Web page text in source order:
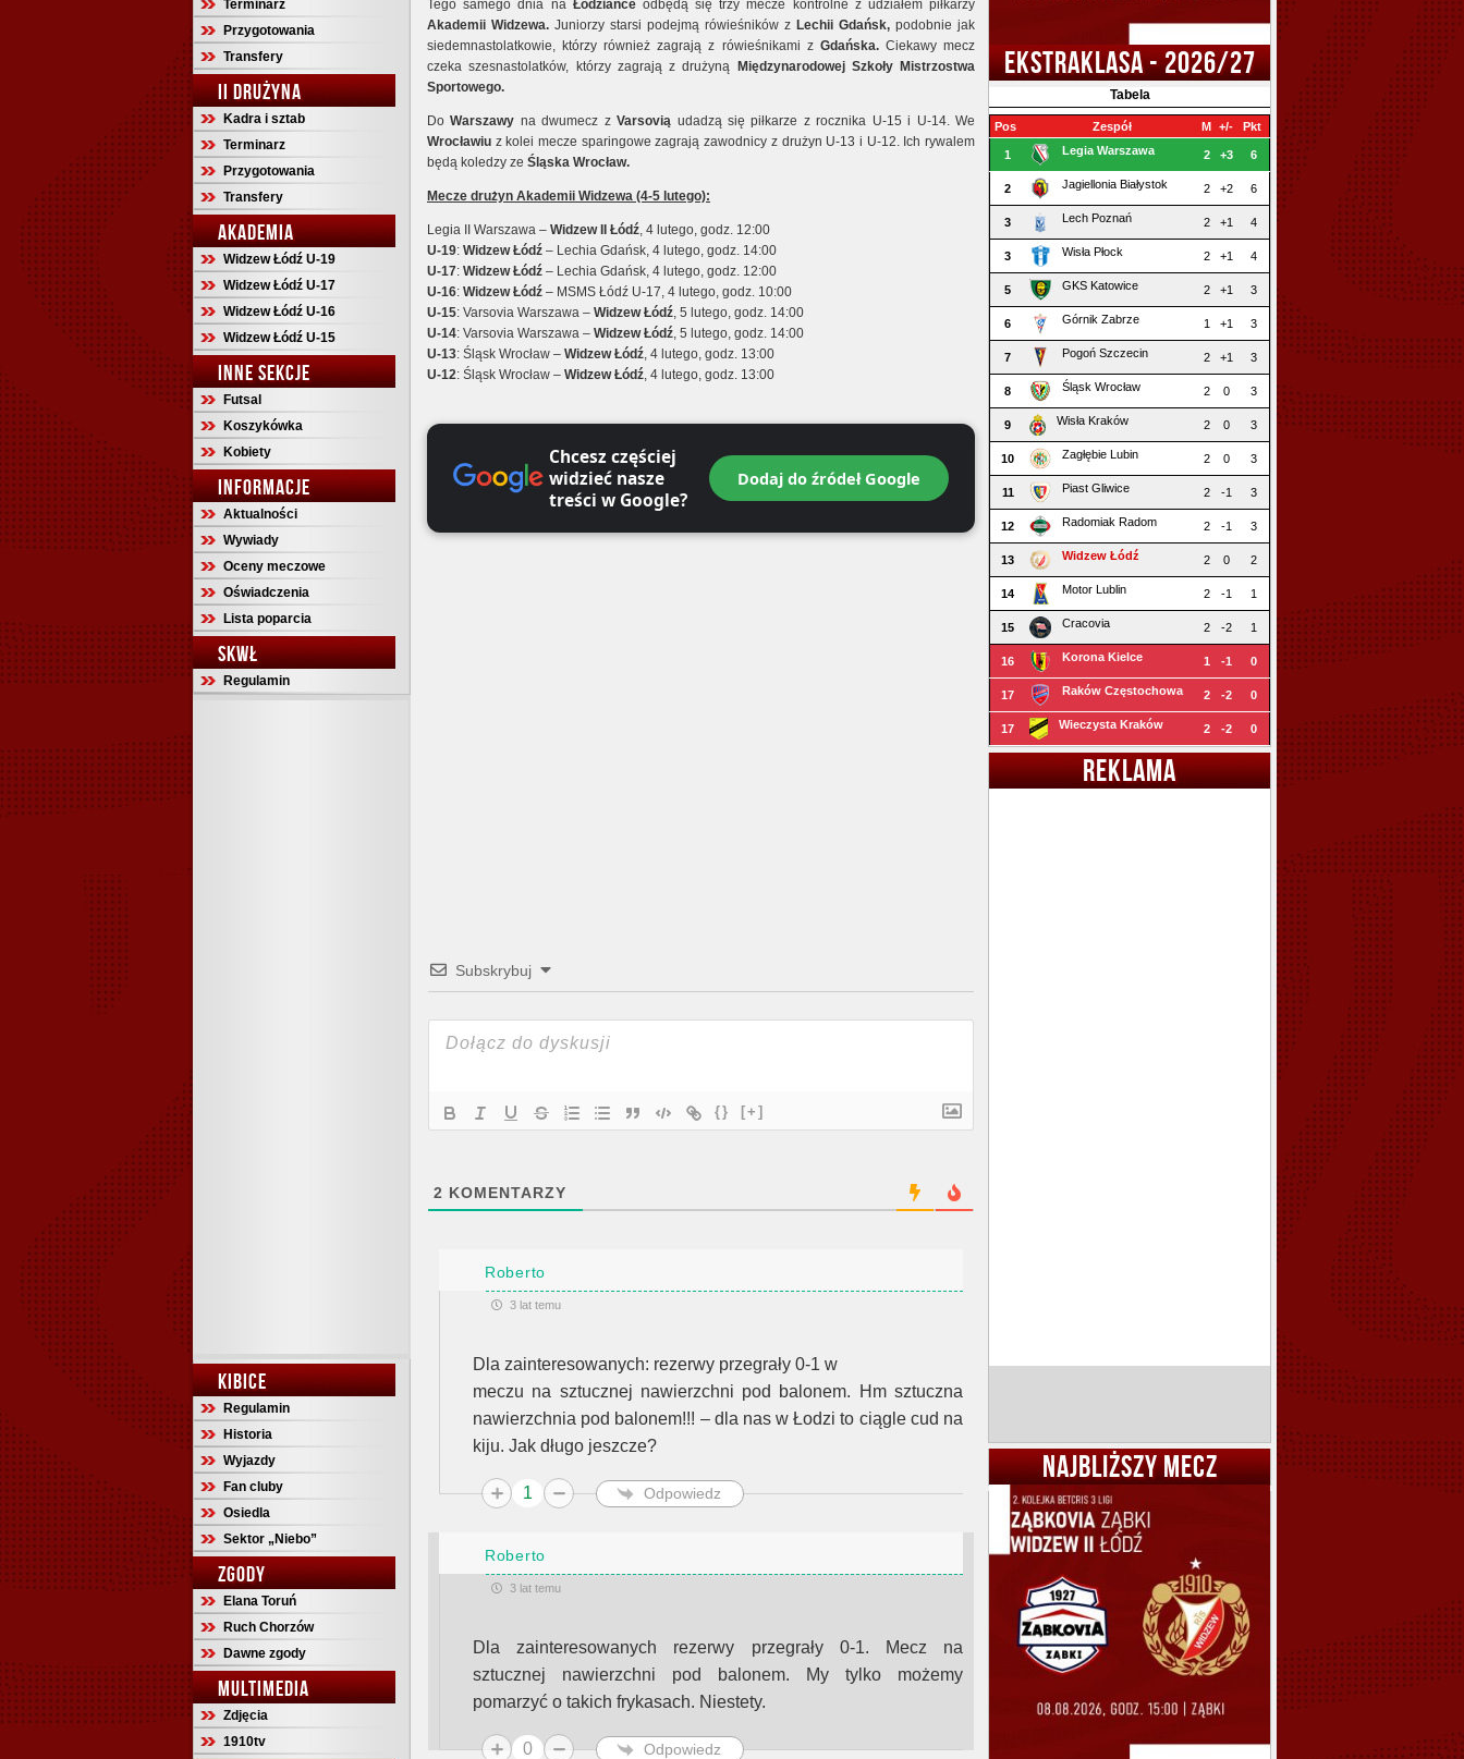
Terminarz
Przygotowania
Transfery
II DRUŻYNA
Kadra i sztab
Terminarz
Przygotowania
Transfery
AKADEMIA
Widzew Łódź U-19
Widzew Łódź U-17
Widzew Łódź U-16
Widzew Łódź U-15
INNE SEKCJE
Futsal
Koszykówka
Kobiety
INFORMACJE
Aktualności
Wywiady
Oceny meczowe
Oświadczenia
Lista poparcia
SKWŁ
Regulamin
KIBICE
Regulamin
Historia
Wyjazdy
Fan cluby
Osiedla
Sektor „Niebo”
ZGODY
Elana Toruń
Ruch Chorzów
Dawne zgody
MULTIMEDIA
Zdjęcia
1910tv
Tego samego dnia na Łodzianceodbędą się trzy mecze kontrolne z udziałem piłkarzy
Akademii Widzewa. Juniorzy starsi podejmą rówieśników z Lechii Gdańsk, podobnie jak
siedemnastolatkowie, którzy również zagrają z rówieśnikami z Gdańska. Ciekawy mecz
czeka szesnastolatków, którzy zagrają z drużyną
Międzynarodowej Szkoły Mistrzostwa
Sportowego.
DoWarszawy na dwumecz zVarsovią udadzą się piłkarze z rocznika U-15 i U-14. We
Wrocławiu z kolei mecze sparingowe zagrają zawodnicy z drużyn U-13 i U-12. Ich rywalem
będą koledzy ze Śląska Wrocław.
Mecze drużyn Akademii Widzewa (4-5 lutego):
Legia II Warszawa – Widzew II Łódź, 4 lutego, godz. 12:00
U-19: Widzew Łódź – Lechia Gdańsk, 4 lutego, godz. 14:00
U-17: Widzew Łódź – Lechia Gdańsk, 4 lutego, godz. 12:00
U-16: Widzew Łódź – MSMS Łódź U-17, 4 lutego, godz. 10:00
U-15: Varsovia Warszawa – Widzew Łódź, 5 lutego, godz. 14:00
U-14: Varsovia Warszawa – Widzew Łódź, 5 lutego, godz. 14:00
U-13: Śląsk Wrocław – Widzew Łódź, 4 lutego, godz. 13:00
U-12: Śląsk Wrocław – Widzew Łódź, 4 lutego, godz. 13:00
Chcesz częściej
widzieć nasze
treści w Google?
Dodaj do źródeł Google
Subskrybuj
{} [+]
2 KOMENTARZY
Roberto
3 lat temu
Dla zainteresowanych: rezerwy przegrały 0-1 w
meczu na sztucznej nawierzchni pod balonem. Hm sztuczna
nawierzchnia pod balonem!!! – dla nas w Łodzi to ciągle cud na
kiju. Jak długo jeszcze?
1 Odpowiedz
Roberto
3 lat temu
Dla zainteresowanych rezerwy przegrały 0-1. Mecz na
sztucznej nawierzchni pod balonem. My tylko możemy
pomarzyć o takich frykasach. Niestety.
0 Odpowiedz
EKSTRAKLASA - 2026/27
Tabela
Pos Zespół M +/- Pkt
1 Legia Warszawa 2 +3 6
2 Jagiellonia Białystok 2 +2 6
3 Lech Poznań 2 +1 4
3 Wisła Płock 2 +1 4
5 GKS Katowice 2 +1 3
6 Górnik Zabrze 1 +1 3
7 Pogoń Szczecin 2 +1 3
8 Śląsk Wrocław 2 0 3
9 Wisła Kraków 2 0 3
10 Zagłębie Lubin 2 0 3
11 Piast Gliwice 2 -1 3
12 Radomiak Radom 2 -1 3
13 Widzew Łódź 2 0 2
14 Motor Lublin 2 -1 1
15 Cracovia 2 -2 1
16 Korona Kielce 1 -1 0
17 Raków Częstochowa 2 -2 0
17 Wieczysta Kraków 2 -2 0
REKLAMA
NAJBLIŻSZY MECZ